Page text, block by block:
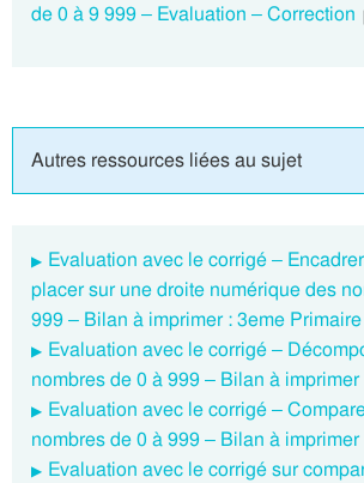
de 0 à 9 999 – Evaluation – Correction
Autres ressources liées au sujet
Evaluation avec le corrigé –
placer sur une droite numérique des
999 – Bilan à imprimer : 3eme Primaire
Evaluation avec le corrigé –
nombres de 0 à 999 – Bilan à
Evaluation avec le corrigé –
nombres de 0 à 999 – Bilan à
Evaluation avec le corrigé sur